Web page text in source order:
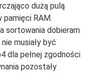
dużą pulą
pamięci RAM.
sortowania dobieram
musiały być
dla pełnej zgodności
pozostały